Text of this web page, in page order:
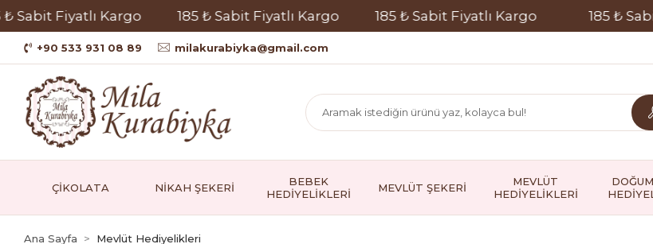
Fiyatlı Kargo 185 ₺ Sabit Fiyatlı Kargo 185 ₺ Sabit Fiyatlı Kargo 185 ₺ Sabit
+90 533 931 08 89 milakurabiyka@gmail.com
ÇİKOLATA NİKAH ŞEKERİ
BEBEK
HEDİYELİKLERİ
MEVLÜT ŞEKERİ
MEVLÜT
HEDİYELİKLERİ
Ana Sayfa Mevlüt Hediyelikleri